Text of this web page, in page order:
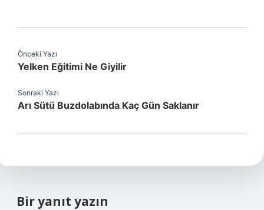
Önceki Yazı
Yelken Eğitimi Ne Giyilir
Sonraki Yazı
Arı Sütü Buzdolabında Kaç Gün Saklanır
Bir yanıt yazın